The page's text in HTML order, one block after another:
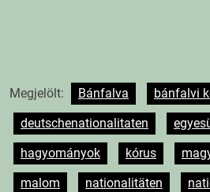
Megjelölt: Bánfalva bánfalvi
deutschenationalitaten
hagyományok
kórus
malom
nationalitäten